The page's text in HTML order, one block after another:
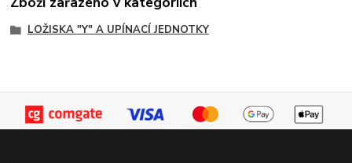
LOŽISKA "Y" A UPÍNACÍ JEDNOTKY